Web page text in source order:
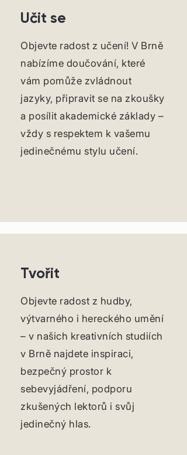
Učit se
Objevte radost z učení! V Brně
nabízíme doučování, které
vám pomůže zvládnout
jazyky, připravit se na zkoušky
a posílit akademické základy –
vždy s respektem k vašemu
jedinečnému stylu učení.
Tvořit
Objevte radost z hudby,
výtvarného i hereckého umění
– v našich kreativních studiích
v Brně najdete inspiraci,
bezpečný prostor k
sebevyjádření, podporu
zkušených lektorů i svůj
jedinečný hlas.